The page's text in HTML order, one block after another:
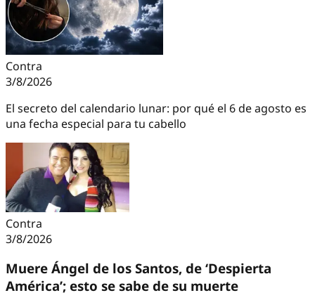
Contra
3/8/2026
El secreto del calendario lunar: por qué el 6 de agosto es
una fecha especial para tu cabello
Contra
3/8/2026
Muere Ángel de los Santos, de ‘Despierta
América’; esto se sabe de su muerte